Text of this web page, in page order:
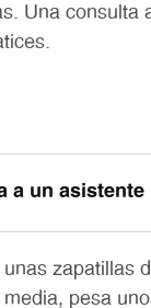
Una consulta
a un asistente
unas zapatillas
media, pesa